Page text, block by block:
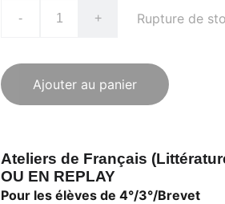
- + Rupture de
Ajouter au panier
Ateliers de Français
OU EN REPLAY
Pour les élèves de 4°/3°/Brevet